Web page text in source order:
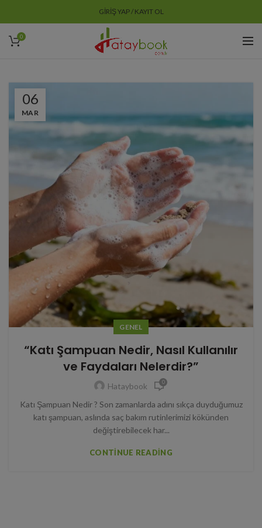
GIRIŞ YAP / KAYIT OL
0
06
MAR
GENEL
“Katı Şampuan Nedir, Nasıl Kullanılır
ve Faydaları Nelerdir?”
Hataybook 0
Katı Şampuan Nedir ? Son zamanlarda adını sıkça duyduğumuz
katı şampuan, aslında saç bakım rutinlerimizi kökünden
değiştirebilecek har...
CONTINUE READING